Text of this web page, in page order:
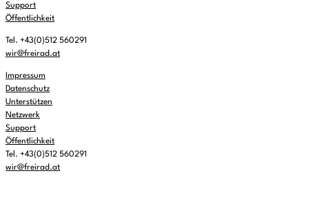
Support
Öffentlichkeit
Tel. +43(0)512 560291
wir@freirad.at
Impressum
Datenschutz
Unterstützen
Netzwerk
Support
Öffentlichkeit
Tel. +43(0)512 560291
wir@freirad.at